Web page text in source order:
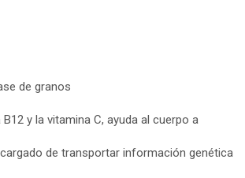
de granos
y la vitamina C, ayuda al cuerpo a
de transportar información genética